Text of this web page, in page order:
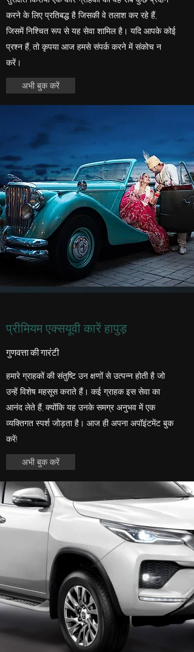
करने के लिए प्रतिबद्ध है जिसकी वे तलाश कर रहे हैं,
जिसमें निश्चित रूप से यह सेवा शामिल है। यदि आपके कोई
प्रश्न हैं, तो कृपया आज हमसे संपर्क करने में संकोच न
करें।
अभी बुक करें
प्रीमियम एक्सयूवी कारें हापुड़
गुणवत्ता की गारंटी
हमारे ग्राहकों की संतुष्टि उन क्षणों से उत्पन्न होती है जो
उन्हें विशेष महसूस कराते हैं। कई ग्राहक इस सेवा का
आनंद लेते हैं, क्योंकि यह उनके समग्र अनुभव में एक
व्यक्तिगत स्पर्श जोड़ता है। आज ही अपना अपॉइंटमेंट बुक
करें!
अभी बुक करें